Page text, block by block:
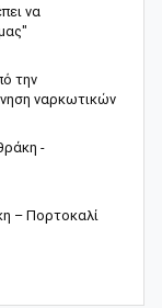
να
την
ναρκωτικών
-
– Πορτοκαλί